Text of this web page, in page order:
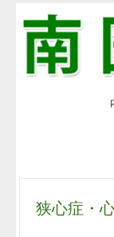
ホーム
狭心症・